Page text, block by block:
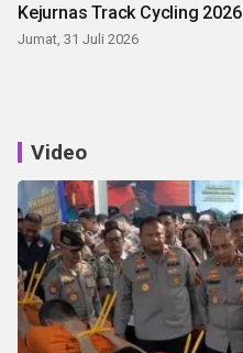
Kejurnas Track Cycling 2026
Jumat, 31 Juli 2026
Video